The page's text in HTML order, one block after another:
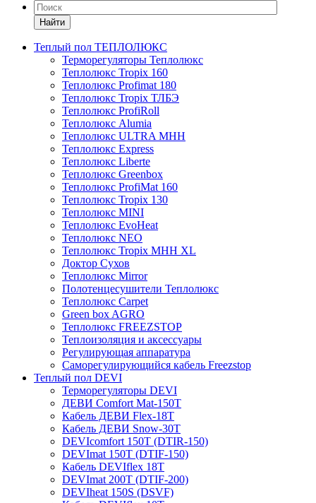
Найти
Теплый пол ТЕПЛОЛЮКС
Терморегуляторы Теплолюкс
Теплолюкс Tropix 160
Теплолюкс Profimat 180
Теплолюкс Tropix ТЛБЭ
Теплолюкс ProfiRoll
Теплолюкс Alumia
Теплолюкс ULTRA МНН
Теплолюкс Express
Теплолюкс Liberte
Теплолюкс Greenbox
Теплолюкс ProfiMat 160
Теплолюкс Tropix 130
Теплолюкс MINI
Теплолюкс EvoHeat
Теплолюкс NEO
Теплолюкс Tropix МНН XL
Доктор Сухов
Теплолюкс Mirror
Полотенцесушители Теплолюкс
Теплолюкс Carpet
Green box AGRO
Теплолюкс FREEZSTOP
Теплоизоляция и аксессуары
Регулирующая аппаратура
Cаморегулирующийся кабель Freezstop
Теплый пол DEVI
Терморегуляторы DEVI
ДЕВИ Comfort Mat-150T
Кабель ДЕВИ Flex-18T
Кабель ДЕВИ Snow-30T
DEVIcomfort 150T (DTIR-150)
DEVImat 150T (DTIF-150)
Кабель DEVIflex 18T
DEVImat 200T (DTIF-200)
DEVIheat 150S (DSVF)